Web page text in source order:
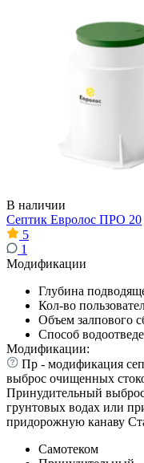
В наличии
Септик Евролос ПРО 20
5
1
Модификации
Глубина
Кол-во
Объем залпового
Способ
Модификации:
Пр - модификация
выброс очищенных
Принудительный
грунтовых водах или
придорожную канаву
Самотеком